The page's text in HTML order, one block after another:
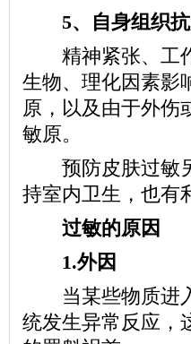
5、自身组织抗
精神紧张、工作
生物、理化因素影
原，以及由于外伤
敏原。
预防皮肤过敏另
持室内卫生，也有
过敏的原因
1.外因
当某些物质进入
统发生异常反应，